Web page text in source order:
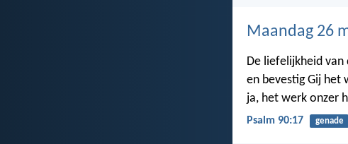
Maandag 26
De liefelijkheid van
en bevestig Gij het
ja, het werk onzer
Psalm 90:17 genade